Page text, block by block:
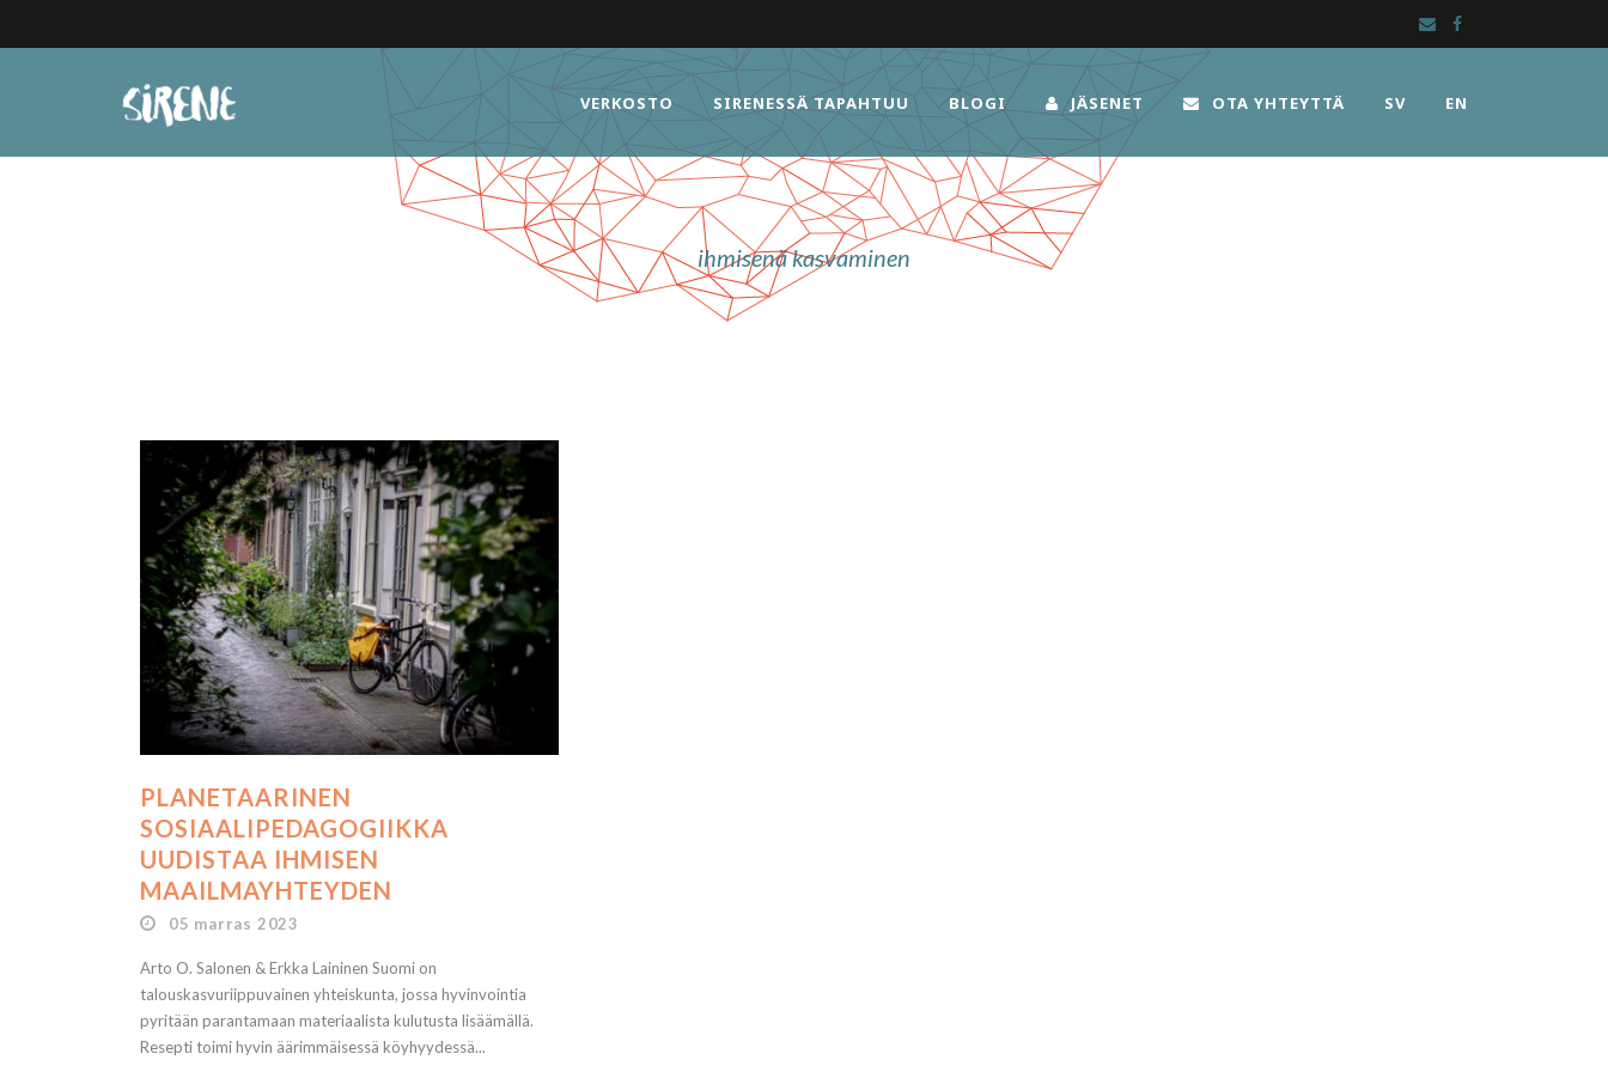
VERKOSTO SIRENESSÄ TAPAHTUU BLOGI JÄSENET OTA YHTEYTTÄ SV EN
ihmisenä kasvaminen
PLANETAARINEN
SOSIAALIPEDAGOGIIKKA
UUDISTAA IHMISEN
MAAILMAYHTEYDEN
05 marras 2023
Arto O. Salonen & Erkka Laininen Suomi on
talouskasvuriippuvainen yhteiskunta, jossa hyvinvointia
pyritään parantamaan materiaalista kulutusta lisäämällä.
Resepti toimi hyvin äärimmäisessä köyhyydessä...